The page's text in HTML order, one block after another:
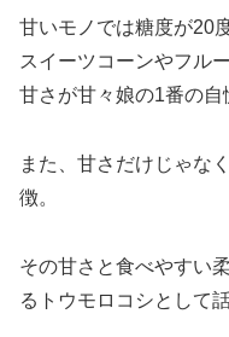
甘いモノでは糖度が20
スイーツコーンやフル
甘さが甘々娘の1番の自
また、甘さだけじゃな
徴。
その甘さと食べやすい
るトウモロコシとして